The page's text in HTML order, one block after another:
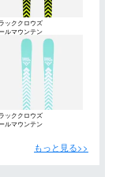
ッククロウズ
）
ルマウンテン
ッククロウズ
）
ルマウンテン
もっと見る>>